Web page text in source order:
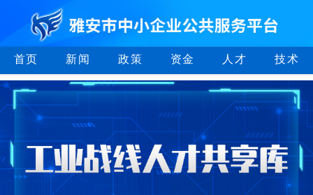
首页 新闻 政策 资金 人才 技术